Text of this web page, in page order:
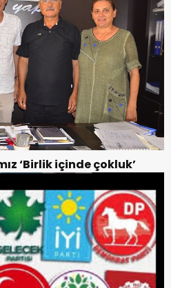
‘Birlik içinde çokluk’